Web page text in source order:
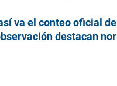
va el conteo oficial
destacan